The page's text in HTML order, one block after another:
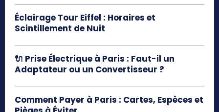
Éclairage Tour Eiffel : Horaires et
Scintillement de Nuit
🔌 Prise Électrique à Paris : Faut-il un
Adaptateur ou un Convertisseur ?
Comment Payer à Paris : Cartes, Espèces et